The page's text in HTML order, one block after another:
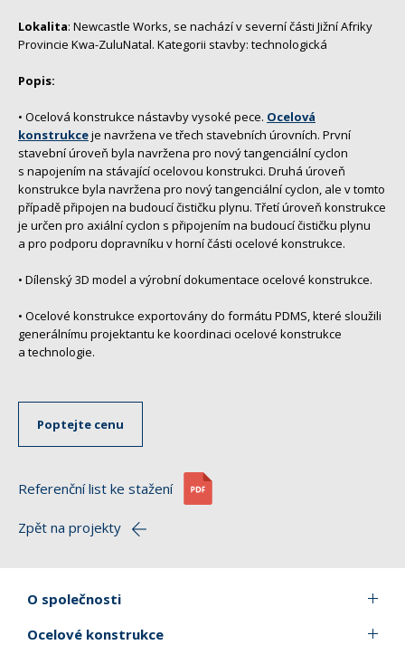
Lokalita: Newcastle Works, se nachází v severní části Jižní Afriky
Provincie Kwa-ZuluNatal. Kategorii stavby: technologická
Popis:
• Ocelová konstrukce nástavby vysoké pece. Ocelová
konstrukceje navržena ve třech stavebních úrovních. První
stavební úroveň byla navržena pro nový tangenciální cyclon
s napojením na stávající ocelovou konstrukci. Druhá úroveň
konstrukce byla navržena pro nový tangenciální cyclon, ale v tomto
případě připojen na budoucí čističku plynu. Třetí úroveň konstrukce
je určen pro axiální cyclon s připojením na budoucí čističku plynu
a pro podporu dopravníku v horní části ocelové konstrukce.
• Dílenský 3D model a výrobní dokumentace ocelové konstrukce.
• Ocelové konstrukce exportovány do formátu PDMS, které sloužili
generálnímu projektantu ke koordinaci ocelové konstrukce
a technologie.
Poptejte cenu
Zpět na projekty
Referenční list ke stažení
O společnosti
Ocelové konstrukce